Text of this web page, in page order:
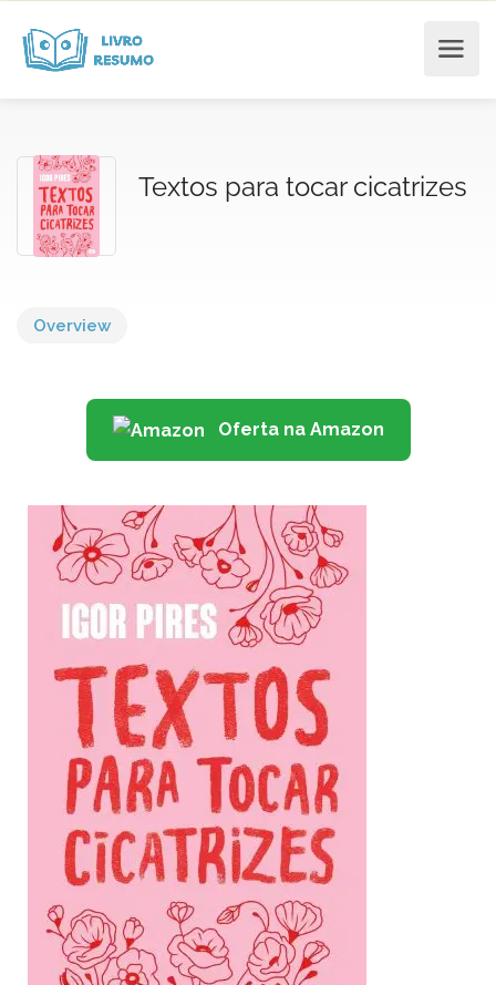
Textos para tocar cicatrizes
Overview
Oferta na Amazon